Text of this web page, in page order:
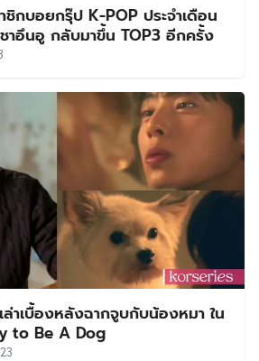
กบอยกรุ๊ป K-POP ประจำเดือน
อึนอู กลับมาขึ้น TOP3 อีกครั้ง
าเบื้องหลังฉากจูบกับน้องหมา ใน
to Be A Dog